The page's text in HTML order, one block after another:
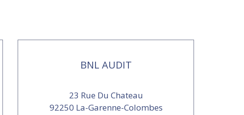
BNL AUDIT
23 Rue Du Chateau
92250 La-Garenne-Colombes